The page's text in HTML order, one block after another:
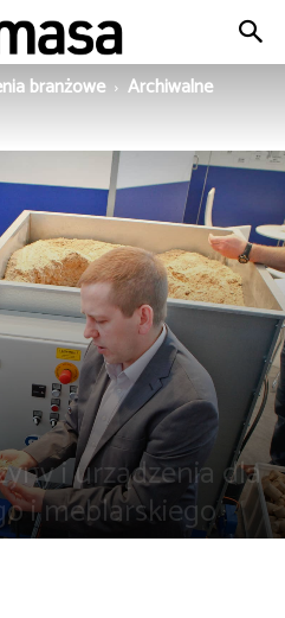
branżowe Archiwalne
i urządzenia dla
i meblarskiego